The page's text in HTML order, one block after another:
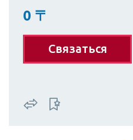
0 〒
Связаться